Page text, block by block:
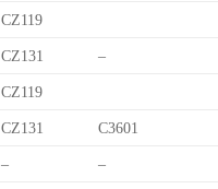
CZ119
CZ131 –
CZ119
CZ131 C3601
– –